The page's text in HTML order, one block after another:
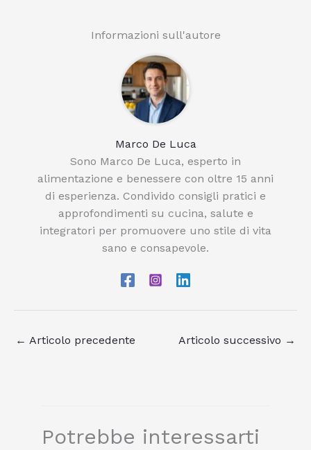
Informazioni sull'autore
Marco De Luca
Sono Marco De Luca, esperto in
alimentazione e benessere con oltre 15 anni
di esperienza. Condivido consigli pratici e
approfondimenti su cucina, salute e
integratori per promuovere uno stile di vita
sano e consapevole.
← Articolo precedente Articolo successivo →
Potrebbe interessarti